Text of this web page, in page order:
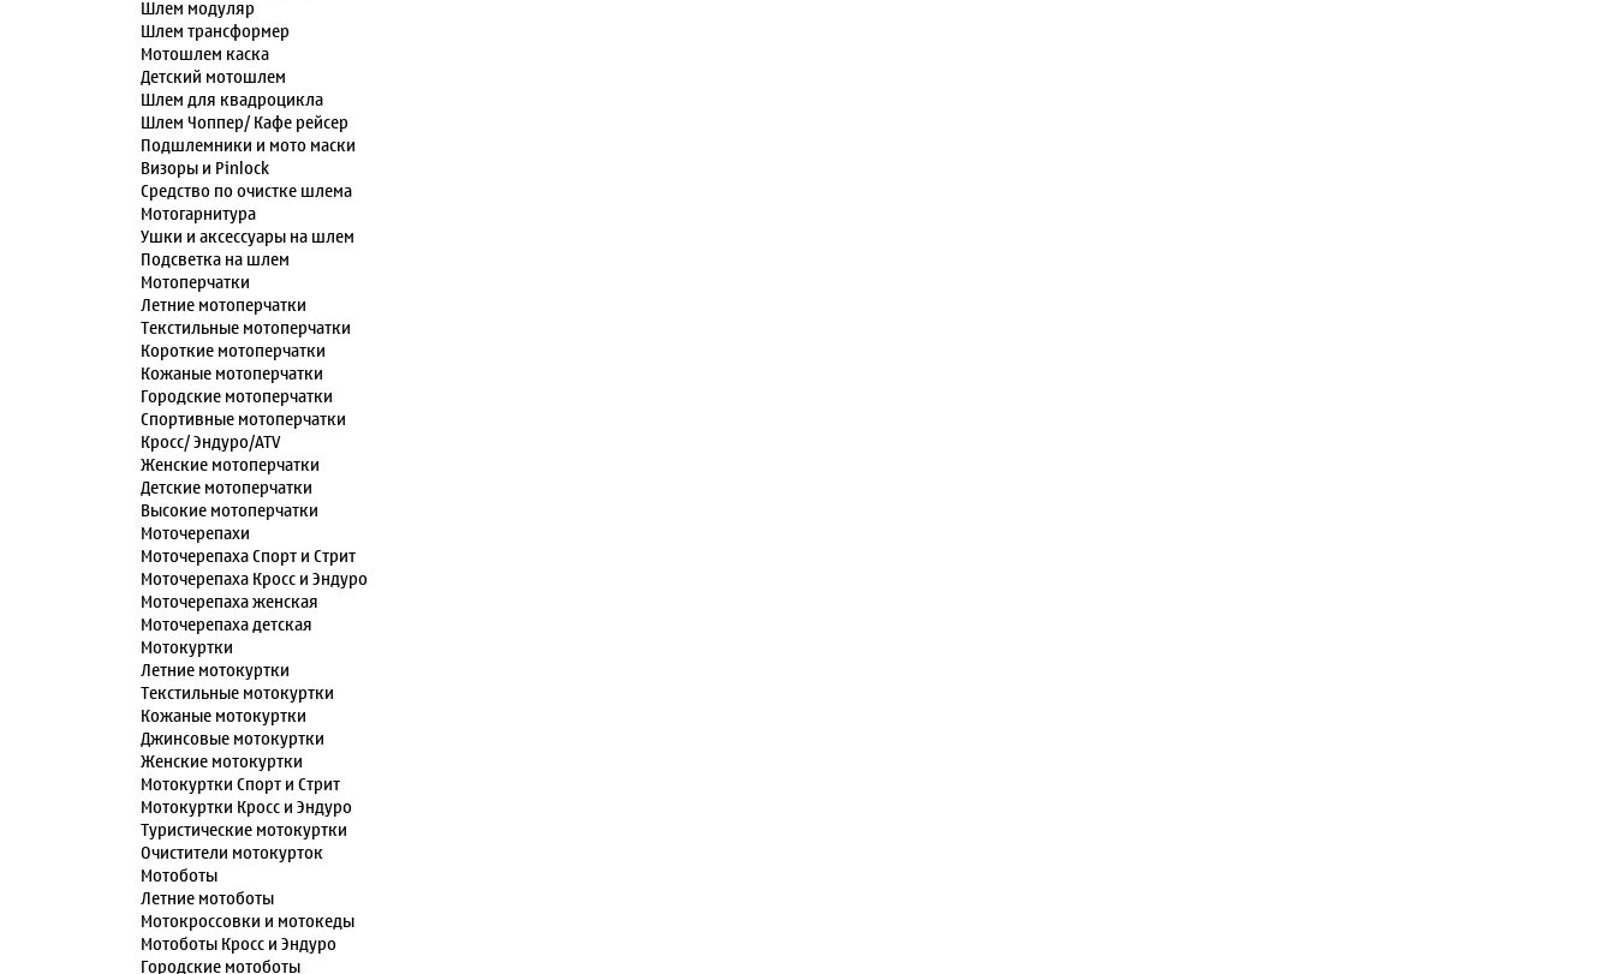
Шлем модуляр
Шлем трансформер
Мотошлем каска
Детский мотошлем
Шлем для квадроцикла
Шлем Чоппер/ Кафе рейсер
Подшлемники и мото маски
Визоры и Pinlock
Средство по очистке шлема
Мотогарнитура
Ушки и аксессуары на шлем
Подсветка на шлем
Мотоперчатки
Летние мотоперчатки
Текстильные мотоперчатки
Короткие мотоперчатки
Кожаные мотоперчатки
Городские мотоперчатки
Спортивные мотоперчатки
Кросс/ Эндуро/ATV
Женские мотоперчатки
Детские мотоперчатки
Высокие мотоперчатки
Моточерепахи
Моточерепаха Спорт и Стрит
Моточерепаха Кросс и Эндуро
Моточерепаха женская
Моточерепаха детская
Мотокуртки
Летние мотокуртки
Текстильные мотокуртки
Кожаные мотокуртки
Джинсовые мотокуртки
Женские мотокуртки
Мотокуртки Спорт и Стрит
Мотокуртки Кросс и Эндуро
Туристические мотокуртки
Очистители мотокурток
Мотоботы
Летние мотоботы
Мотокроссовки и мотокеды
Мотоботы Кросс и Эндуро
Городские мотоботы